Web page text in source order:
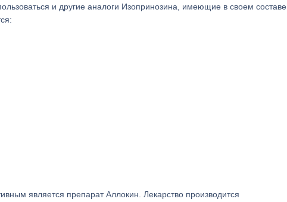
и другие аналоги Изопринозина, имеющие в своем составе
является препарат Аллокин. Лекарство производится